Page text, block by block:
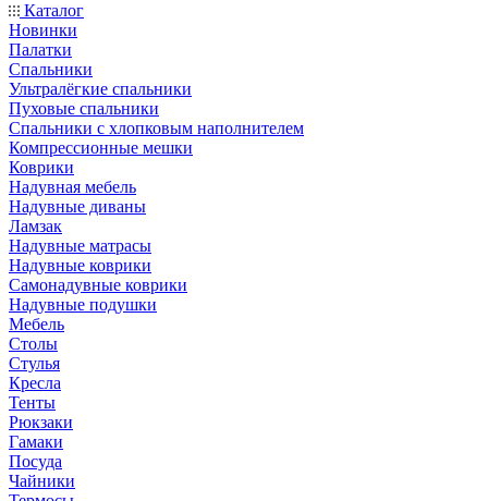
Каталог
Новинки
Палатки
Спальники
Ультралёгкие спальники
Пуховые спальники
Спальники с хлопковым наполнителем
Компрессионные мешки
Коврики
Надувная мебель
Надувные диваны
Ламзак
Надувные матрасы
Надувные коврики
Самонадувные коврики
Надувные подушки
Мебель
Столы
Стулья
Кресла
Тенты
Рюкзаки
Гамаки
Посуда
Чайники